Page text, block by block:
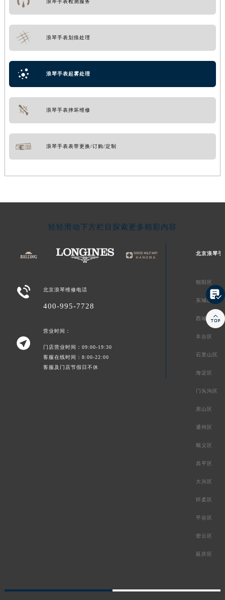
浪琴手表检测服务
浪琴手表划痕处理
浪琴手表起雾处理
浪琴手表摔坏维修
浪琴手表表带更换/订购/定制
轻轻滑动下方栏目探索更多精彩内容
 北京浪琴维修电话
400-995-7728

营业时间：
门店营业时间：09:00-19:30
客服在线时间：8:00-22:00
客服及门店节假日不休
北京浪琴手
朝阳区
东城区
西城区
丰台区
石景山区
海淀区
门头沟区
房山区
通州区
顺义区
昌平区
大兴区
怀柔区
平谷区
密云区
延庆区

